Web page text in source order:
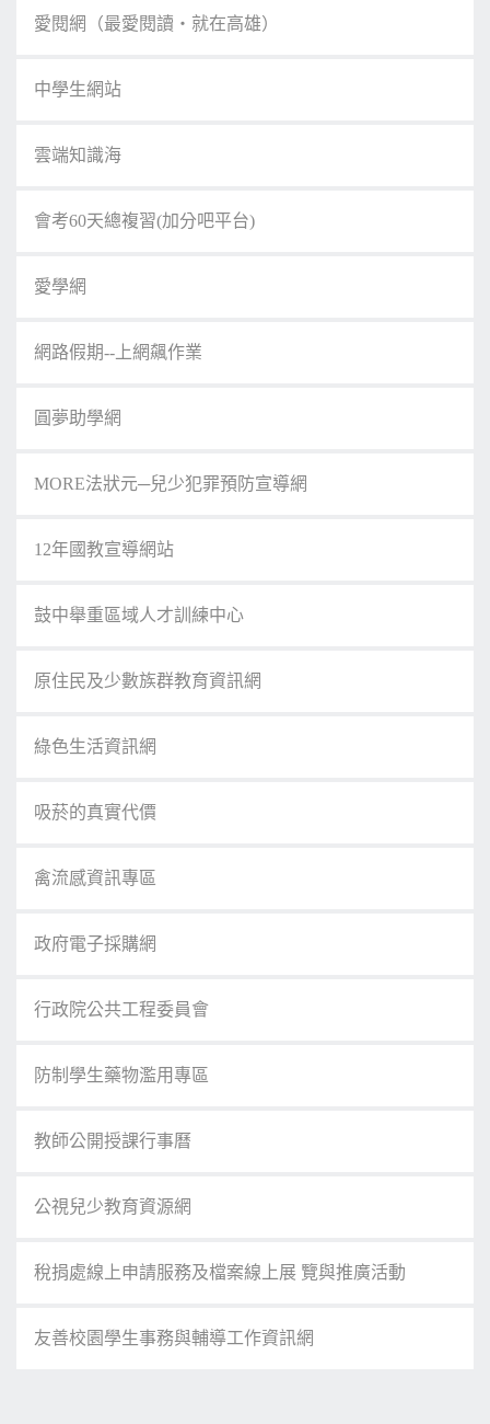
愛閱網（最愛閱讀‧就在高雄）
中學生網站
雲端知識海
會考60天總複習(加分吧平台)
愛學網
網路假期--上網飆作業
圓夢助學網
MORE法狀元─兒少犯罪預防宣導網
12年國教宣導網站
鼓中舉重區域人才訓練中心
原住民及少數族群教育資訊網
綠色生活資訊網
吸菸的真實代價
禽流感資訊專區
政府電子採購網
行政院公共工程委員會
防制學生藥物濫用專區
教師公開授課行事曆
公視兒少教育資源網
稅捐處線上申請服務及檔案線上展 覽與推廣活動
友善校園學生事務與輔導工作資訊網